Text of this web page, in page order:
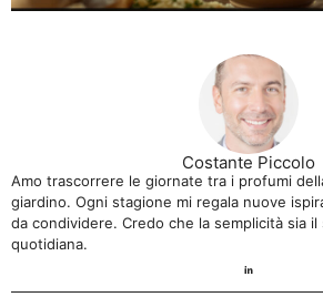
Costante Piccolo
Amo trascorrere le giornate tra i profumi
giardino. Ogni stagione mi regala nuove
da condividere. Credo che la semplicità sia
quotidiana.